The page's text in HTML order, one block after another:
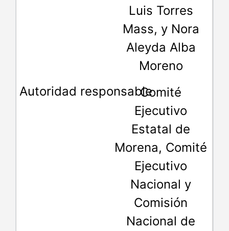
Luis Torres
Mass, y Nora
Aleyda Alba
Moreno
Comité
Ejecutivo
Estatal de
Morena, Comité
Ejecutivo
Nacional y
Comisión
Nacional de